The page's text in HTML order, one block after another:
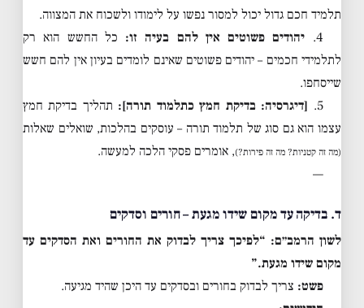
תלמיד חכם גדול יכול למסור נפשו על לימודו ולשכוח את המצווה.
4.
יהודים פשוטים אין להם בעיה זו: כל החשש הוא רק
לתלמידי חכמים – יהודים פשוטים שאינם לומדים בעיון אין להם חשש
שייסחפו.
5. [דיגרסיה: בדיקת חמץ כתלמוד תורה]: תהליך בדיקת חמץ
עצמו הוא גם סוג של תלמוד תורה – עוסקים בהלכות, שואלים שאלות
(מה זה קטניות? מה זה פירות?), אומרים פסקי הלכה למעשה.
—
ד. בדיקה עד מקום שידו מגעת – חורים וסדקים
לשון הרמב״ם: “לפיכך צריך לבדוק את החורים ואת הסדקים עד
מקום שידו מגעת.”
פשט: צריך לבדוק בחורים ובסדקים עד היכן שהיד מגיעה.